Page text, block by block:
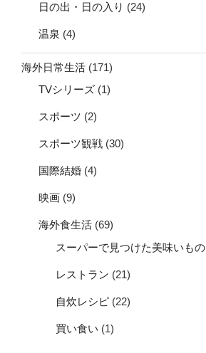
日の出・日の入り (24)
温泉 (4)
海外日常生活 (171)
TVシリーズ (1)
スポーツ (2)
スポーツ観戦 (30)
国際結婚 (4)
映画 (9)
海外食生活 (69)
スーパーで見つけた美味いもの
レストラン (21)
自炊レシピ (22)
買い食い (1)